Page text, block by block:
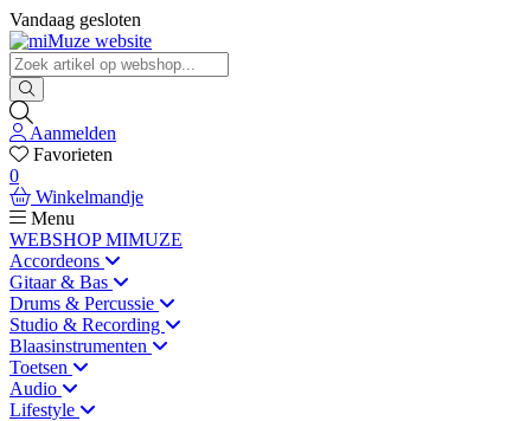
Vandaag gesloten
Aanmelden
Favorieten
0
Winkelmandje
Menu
WEBSHOP MIMUZE
Accordeons
Gitaar & Bas
Drums & Percussie
Studio & Recording
Blaasinstrumenten
Toetsen
Audio
Lifestyle